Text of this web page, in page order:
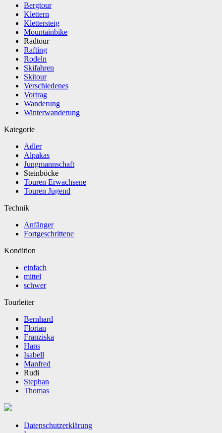
Bergtour
Klettern
Klettersteig
Mountainbike
Radtour
Rafting
Rodeln
Skifahren
Skitour
Verschiedenes
Vortrag
Wanderung
Winterwanderung
Kategorie
Adler
Alpakas
Jungmannschaft
Steinböcke
Touren Erwachsene
Touren Jugend
Technik
Anfänger
Fortgeschrittene
Kondition
einfach
mittel
schwer
Tourleiter
Bernhard
Florian
Franziska
Hans
Isabell
Manfred
Rudi
Stephan
Thomas
Datenschutzerklärung